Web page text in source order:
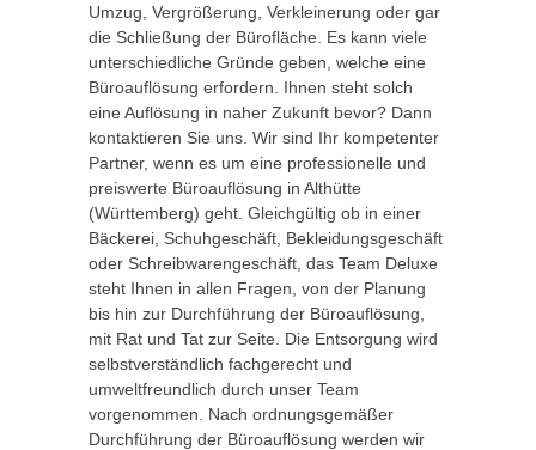
Umzug, Vergrößerung, Verkleinerung oder gar
die Schließung der Bürofläche. Es kann viele
unterschiedliche Gründe geben, welche eine
Büroauflösung erfordern. Ihnen steht solch
eine Auflösung in naher Zukunft bevor? Dann
kontaktieren Sie uns. Wir sind Ihr kompetenter
Partner, wenn es um eine professionelle und
preiswerte Büroauflösung in Althütte
(Württemberg) geht. Gleichgültig ob in einer
Bäckerei, Schuhgeschäft, Bekleidungsgeschäft
oder Schreibwarengeschäft, das Team Deluxe
steht Ihnen in allen Fragen, von der Planung
bis hin zur Durchführung der Büroauflösung,
mit Rat und Tat zur Seite. Die Entsorgung wird
selbstverständlich fachgerecht und
umweltfreundlich durch unser Team
vorgenommen. Nach ordnungsgemäßer
Durchführung der Büroauflösung werden wir